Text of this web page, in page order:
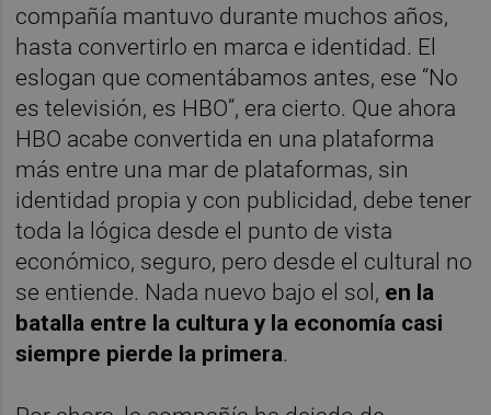
compañía mantuvo durante muchos años,
hasta convertirlo en marca e identidad. El
eslogan que comentábamos antes, ese “No
es televisión, es HBO”, era cierto. Que ahora
HBO acabe convertida en una plataforma
más entre una mar de plataformas, sin
identidad propia y con publicidad, debe tener
toda la lógica desde el punto de vista
económico, seguro, pero desde el cultural no
se entiende. Nada nuevo bajo el sol, en la
batalla entre la cultura y la economía casi
siempre pierde la primera.